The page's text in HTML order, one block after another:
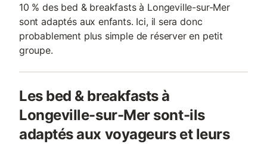
10 % des bed & breakfasts à Longeville-sur-Mer
sont adaptés aux enfants. Ici, il sera donc
probablement plus simple de réserver en petit
groupe.
Les bed & breakfasts à
Longeville-sur-Mer sont-ils
adaptés aux voyageurs et leurs